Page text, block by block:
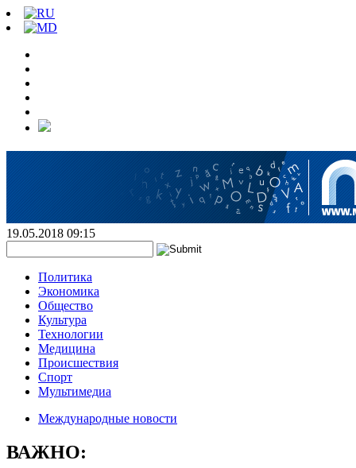
19.05.2018 09:15
Политика
Экономика
Общество
Культура
Технологии
Медицина
Происшествия
Спорт
Мультимедиа
Международные новости
ВАЖНО: